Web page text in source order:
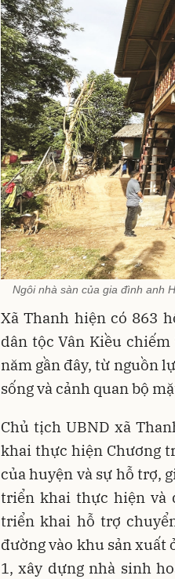
Ngôi nhà sàn của gia đình anh
Xã Thanh hiện có 863
dân tộc Vân Kiều
năm gần đây, từ nguồn
sống và cảnh quan bộ
Chủ tịch UBND xã
khai thực hiện Chương
của huyện và sự hỗ trợ,
triển khai thực hiện và
triển khai hỗ trợ
đường vào khu sản xuất
1, xây dựng nhà sinh